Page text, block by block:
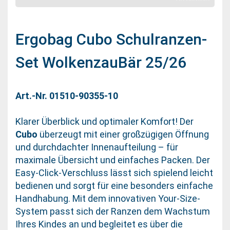
Ergobag Cubo Schulranzen-
Set WolkenzauBär 25/26
Art.-Nr. 01510-90355-10
Klarer Überblick und optimaler Komfort! Der
Cubo überzeugt mit einer großzügigen Öffnung
und durchdachter Innenaufteilung – für
maximale Übersicht und einfaches Packen. Der
Easy-Click-Verschluss lässt sich spielend leicht
bedienen und sorgt für eine besonders einfache
Handhabung. Mit dem innovativen Your-Size-
System passt sich der Ranzen dem Wachstum
Ihres Kindes an und begleitet es über die